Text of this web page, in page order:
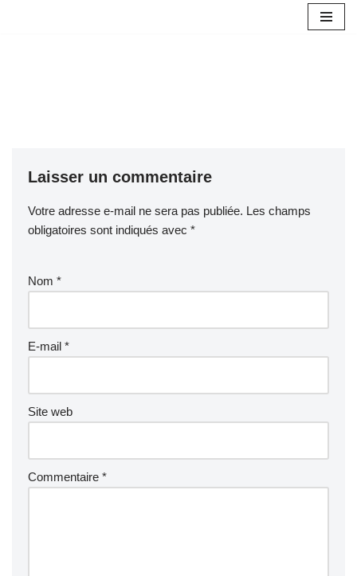
Laisser un commentaire
Votre adresse e-mail ne sera pas publiée. Les champs
obligatoires sont indiqués avec *
Nom *
E-mail *
Site web
Commentaire *